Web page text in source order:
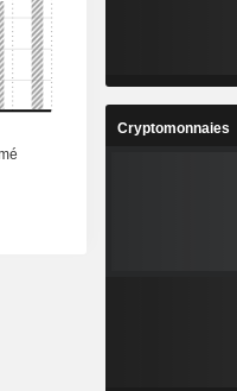
Cryptomonnaies